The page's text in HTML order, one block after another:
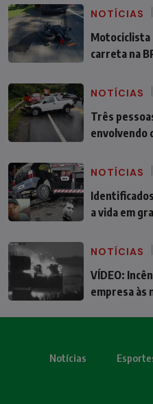
NOTÍCIAS
Motociclista
carreta na
NOTÍCIAS
Três
envolvendo
NOTÍCIAS
a vida em
NOTÍCIAS
VÍDEO:
empresa às
Notícias